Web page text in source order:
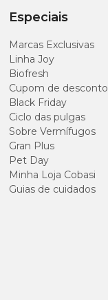
Especiais
Marcas Exclusivas
Linha Joy
Biofresh
Cupom de desconto
Black Friday
Ciclo das pulgas
Sobre Vermífugos
Gran Plus
Pet Day
Minha Loja Cobasi
Guias de cuidados